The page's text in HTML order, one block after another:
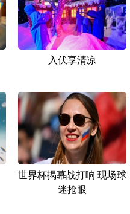
入伏享清凉
世界杯揭幕战打响 现场球
迷抢眼